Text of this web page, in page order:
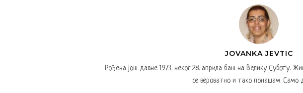
JOVANKA JEVTIC
Рођена још давне 1973. неког 28. априла баш на Велику Суботу.
се вероватно и тако понашам. Само